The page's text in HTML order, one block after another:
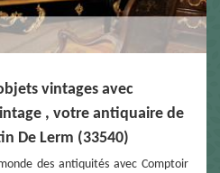
vintages avec
, votre antiquaire de
De Lerm (33540)
des antiquités avec Comptoir